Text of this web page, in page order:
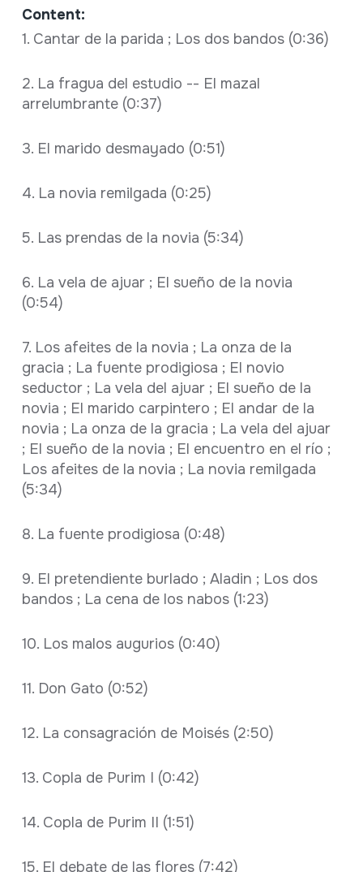
Content:
1. Cantar de la parida ; Los dos bandos (0:36)
2. La fragua del estudio -- El mazal
arrelumbrante (0:37)
3. El marido desmayado (0:51)
4. La novia remilgada (0:25)
5. Las prendas de la novia (5:34)
6. La vela de ajuar ; El sueño de la novia
(0:54)
7. Los afeites de la novia ; La onza de la
gracia ; La fuente prodigiosa ; El novio
seductor ; La vela del ajuar ; El sueño de la
novia ; El marido carpintero ; El andar de la
novia ; La onza de la gracia ; La vela del ajuar
; El sueño de la novia ; El encuentro en el río ;
Los afeites de la novia ; La novia remilgada
(5:34)
8. La fuente prodigiosa (0:48)
9. El pretendiente burlado ; Aladin ; Los dos
bandos ; La cena de los nabos (1:23)
10. Los malos augurios (0:40)
11. Don Gato (0:52)
12. La consagración de Moisés (2:50)
13. Copla de Purim I (0:42)
14. Copla de Purim II (1:51)
15. El debate de las flores (7:42)